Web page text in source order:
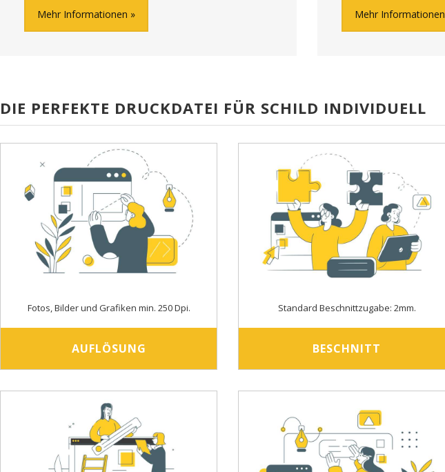
Mehr Informationen Mehr Informationen
DIE PERFEKTE DRUCKDATEI FÜR SCHILD INDIVIDUELL
Fotos, Bilder und Grafiken min. 250 Dpi.
AUFLÖSUNG
Standard Beschnittzugabe: 2mm.
BESCHNITT